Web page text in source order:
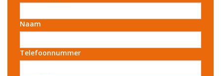
Naam
Telefoonnummer